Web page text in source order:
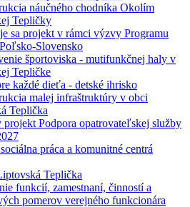
náučného chodníka Okolím
Tepličky
sa projekt v rámci výzvy Programu
Slovensko
športoviska - mutifunkčnej haly v
Tepličke
každé dieťa - detské ihrisko
malej infraštruktúry v obci
Teplička
projekt Podpora opatrovateľskej služby
práca a komunitné centrá
Teplička
funkcií, zamestnaní, činností a
pomerov verejného funkcionára